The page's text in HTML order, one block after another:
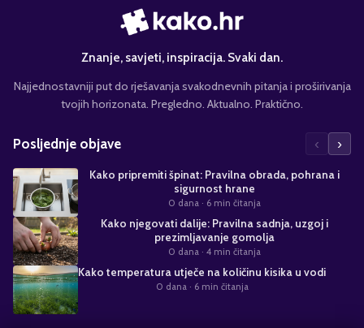
Znanje, savjeti, inspiracija. Svaki dan.
Najjednostavniji put do rješavanja svakodnevnih pitanja i proširivanja
tvojih horizonata. Pregledno. Aktualno. Praktično.
Posljednje objave ‹ ›
Kako pripremiti špinat: Pravilna obrada, pohrana i
sigurnost hrane
0 dana · 6 min čitanja
Kako njegovati dalije: Pravilna sadnja, uzgoj i
prezimljavanje gomolja
0 dana · 4 min čitanja
Kako temperatura utječe na količinu kisika u vodi
0 dana· 6 min čitanja